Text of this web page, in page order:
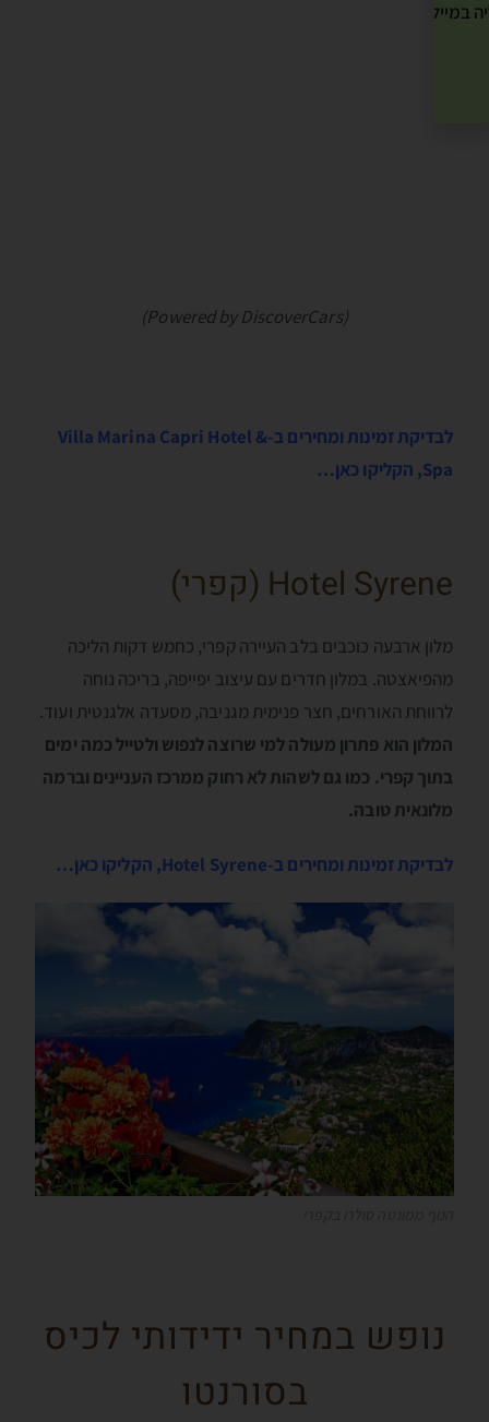
(Powered by DiscoverCars)
לבדיקת זמינות ומחירים ב-Villa Marina Capri Hotel &
Spa, הקליקו כאן…
Hotel Syrene (קפרי)
מלון ארבעה כוכבים בלב העיירה קפרי, כחמש דקות הליכה
מהפיאצטה. במלון חדרים עם עיצוב יפייפה, בריכה נוחה
לרווחת האורחים, חצר פנימית מגניבה, מסעדה אלגנטית ועוד.
המלון הוא פתרון מעולה למי שרוצה לנפוש ולטייל כמה ימים
בתוך קפרי. כמו גם לשהות לא רחוק ממרכז העניינים וברמה
מלונאית טובה.
לבדיקת זמינות ומחירים ב-Hotel Syrene, הקליקו כאן…
נופש במחיר ידידותי לכיס
בסורנטו
במייל שלך! »